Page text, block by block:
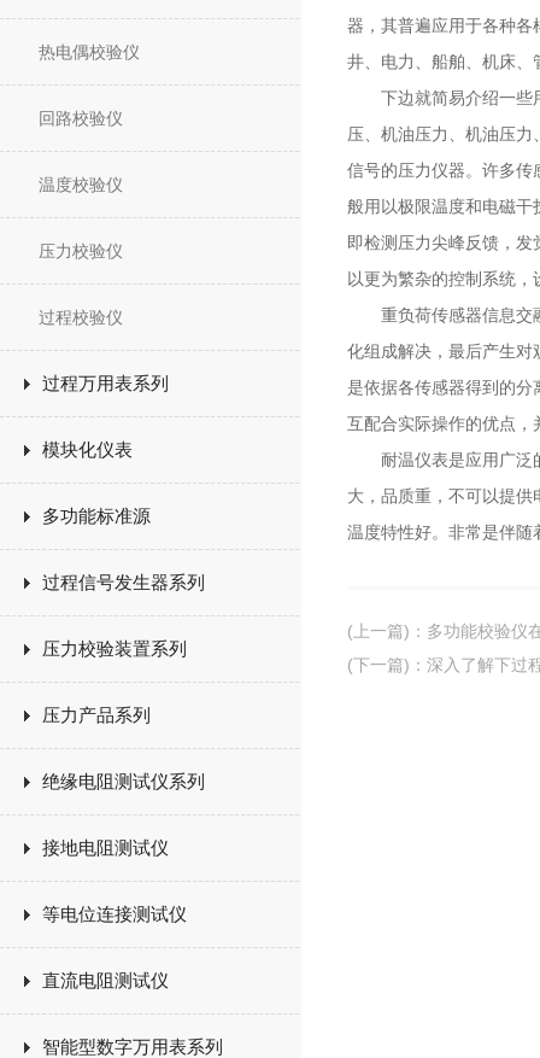
热电偶校验仪
回路校验仪
温度校验仪
压力校验仪
过程校验仪
过程万用表系列
模块化仪表
多功能标准源
过程信号发生器系列
压力校验装置系列
压力产品系列
绝缘电阻测试仪系列
接地电阻测试仪
等电位连接测试仪
直流电阻测试仪
智能型数字万用表系列
器，其普遍应用于各种
井、电力、船舶、机床、
下边就简易介绍一些用
压、机油压力、机油压
信号的压力仪器。许多
般用以极限温度和电磁
即检测压力尖峰反馈，
以更为繁杂的控制系统
重负荷传感器信息交融
化组成解决，最后产生
是依据各传感器得到的
互配合实际操作的优点
耐温仪表是应用广泛的
大，品质重，不可以提
温度特性好。非常是伴
(上一篇) ： 多功能校验仪
(下一篇) ： 深入了解下过